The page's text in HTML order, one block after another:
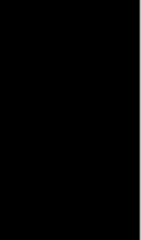
interesar...
película
al mundo
de acción y